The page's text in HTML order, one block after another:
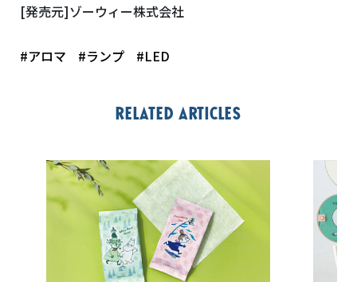
[発売元]ゾーウィー株式会社
#アロマ #ランプ #LED
Related articles